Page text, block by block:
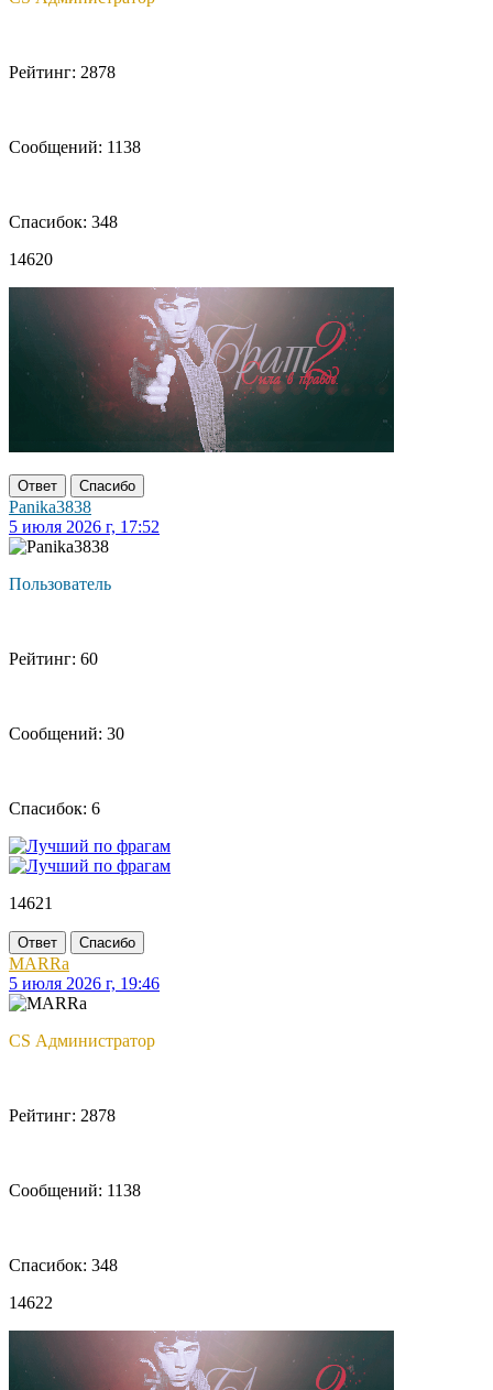
Рейтинг: 2878
Сообщений: 1138
Спасибок: 348
14620
Ответ Спасибо
Panika3838
5 июля 2026 г, 17:52
Пользователь
Рейтинг: 60
Сообщений: 30
Спасибок: 6
14621
Ответ Спасибо
MARRa
5 июля 2026 г, 19:46
CS Администратор
Рейтинг: 2878
Сообщений: 1138
Спасибок: 348
14622